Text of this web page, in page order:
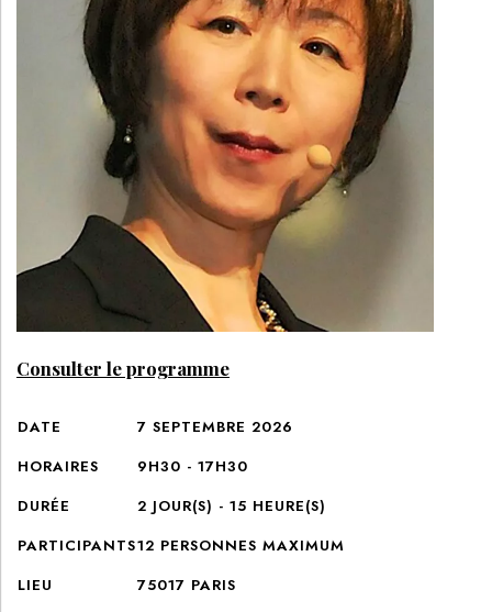
Consulter le programme
DATE
7 SEPTEMBRE 2026
HORAIRES
9H30 - 17H30
DURÉE
2 JOUR(S) - 15 HEURE(S)
PARTICIPANTS12 PERSONNES MAXIMUM
LIEU
75017 PARIS